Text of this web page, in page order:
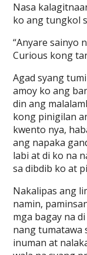
Nasa
ko ang tungkol
“Anyare sainyo
Curious kong
Agad syang
amoy ko ang
din ang
kong pinigilan
kwento nya,
ang napaka
labi at di ko na
sa dibdib ko at
Nakalipas ang
namin,
mga bagay na
nang tumatawa
inuman at